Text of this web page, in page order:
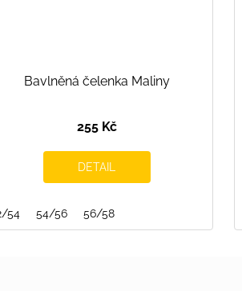
Bavlněná čelenka Maliny
255 Kč
DETAIL
54 54/56 56/58